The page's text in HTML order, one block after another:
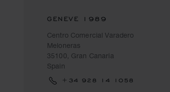
GENEVE 1989
Centro Comercial Varadero
Meloneras
35100, Gran Canaria
Spain
+34 928 14 1058